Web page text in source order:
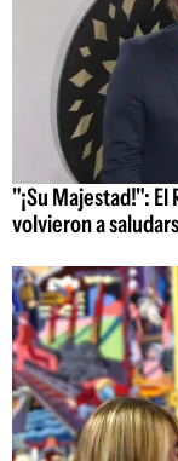
"¡Su Majestad!":
volvieron a